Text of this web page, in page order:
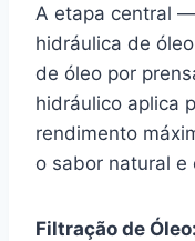
A etapa central
hidráulica de
de óleo por
hidráulico aplica
rendimento
o sabor natural e
Filtração de Óleo: